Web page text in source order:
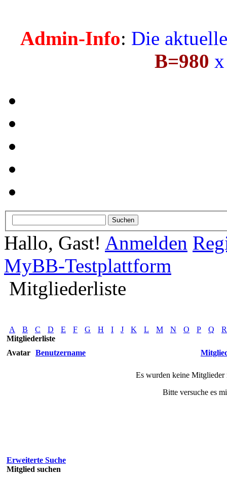
Admin-Info: Die
B=980
Hallo, Gast! Anmelden
MyBB-Testplattform
Mitgliederliste
A B C D E F G H I J K L M N O P Q
R
Mitgliederliste
Avatar Benutzername
Es wurden keine Mitglieder
Bitte versuche es
Erweiterte Suche
Mitglied suchen